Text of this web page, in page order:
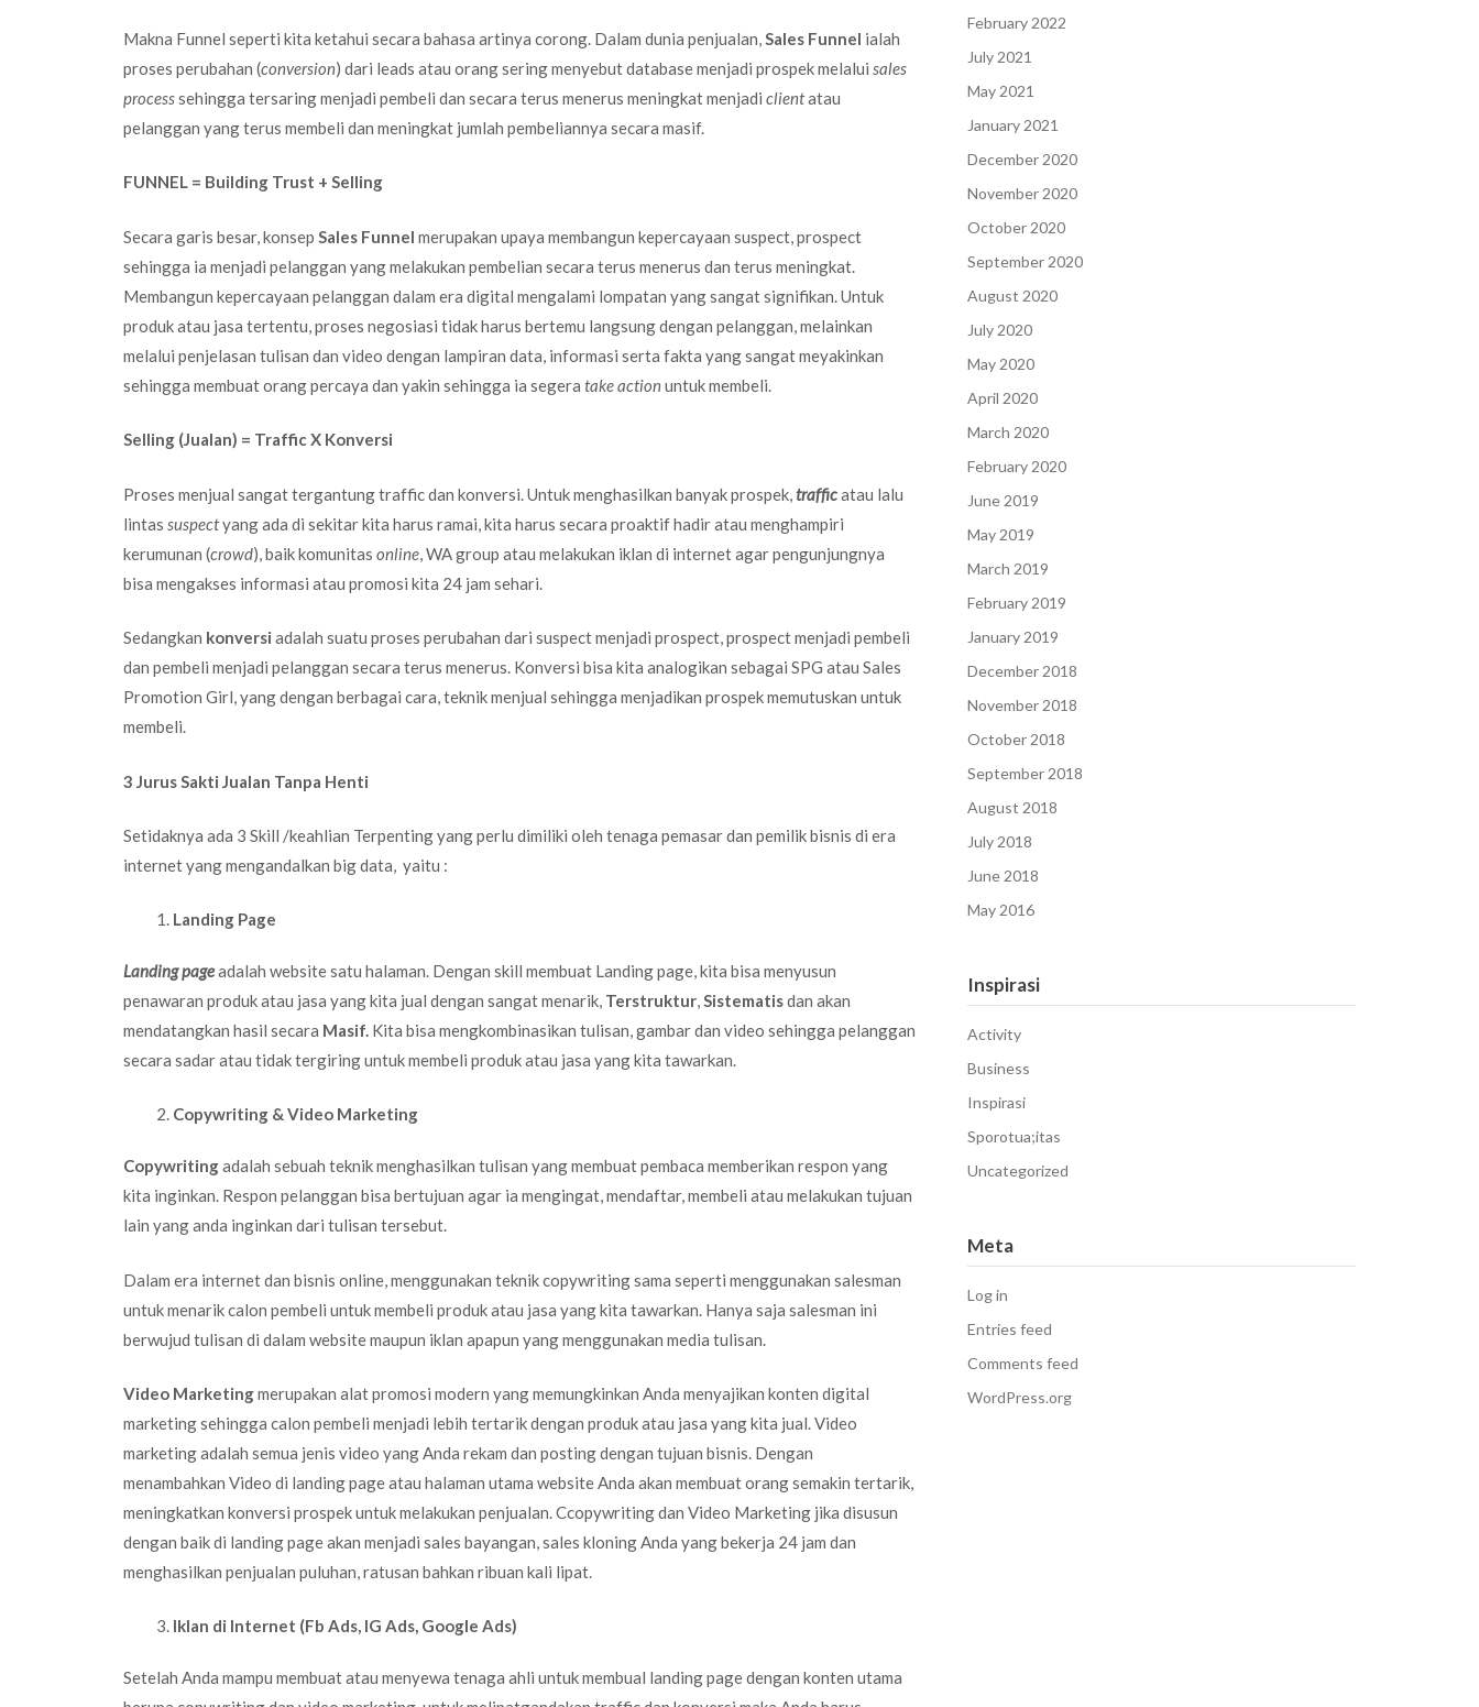
Makna Funnel seperti kita ketahui secara bahasa artinya corong. Dalam dunia penjualan, Sales Funnel ialah
proses perubahan (conversion) dari leads atau orang sering menyebut database menjadi prospek melalui sales
processsehingga tersaring menjadi pembeli dan secara terus menerus meningkat menjadi clientatau
pelanggan yang terus membeli dan meningkat jumlah pembeliannya secara masif.
FUNNEL = Building Trust + Selling
Secara garis besar, konsep Sales Funnel merupakan upaya membangun kepercayaan suspect, prospect
sehingga ia menjadi pelanggan yang melakukan pembelian secara terus menerus dan terus meningkat.
Membangun kepercayaan pelanggan dalam era digital mengalami lompatan yang sangat signifikan. Untuk
produk atau jasa tertentu, proses negosiasi tidak harus bertemu langsung dengan pelanggan, melainkan
melalui penjelasan tulisan dan video dengan lampiran data, informasi serta fakta yang sangat meyakinkan
sehingga membuat orang percaya dan yakin sehingga ia segera take actionuntuk membeli.
Selling (Jualan) = Traffic X Konversi
Proses menjual sangat tergantung traffic dan konversi. Untuk menghasilkan banyak prospek, trafficatau lalu
lintas suspectyang ada di sekitar kita harus ramai, kita harus secara proaktif hadir atau menghampiri
kerumunan (crowd), baik komunitas online , WA group atau melakukan iklan di internet agar pengunjungnya
bisa mengakses informasi atau promosi kita 24 jam sehari.
Sedangkan konversi adalah suatu proses perubahan dari suspect menjadi prospect, prospect menjadi pembeli
dan pembeli menjadi pelanggan secara terus menerus. Konversi bisa kita analogikan sebagai SPG atau Sales
Promotion Girl, yang dengan berbagai cara, teknik menjual sehingga menjadikan prospek memutuskan untuk
membeli.
3 Jurus Sakti Jualan Tanpa Henti
Setidaknya ada 3 Skill /keahlian Terpenting yang perlu dimiliki oleh tenaga pemasar dan pemilik bisnis di era
internet yang mengandalkan big data, yaitu :
Landing Page
Landing pageadalah website satu halaman. Dengan skill membuat Landing page, kita bisa menyusun
penawaran produk atau jasa yang kita jual dengan sangat menarik, Terstruktur,Sistematisdan akan
mendatangkan hasil secara Masif. Kita bisa mengkombinasikan tulisan, gambar dan video sehingga pelanggan
secara sadar atau tidak tergiring untuk membeli produk atau jasa yang kita tawarkan.
Copywriting & Video Marketing
Copywritingadalah sebuah teknik menghasilkan tulisan yang membuat pembaca memberikan respon yang
kita inginkan. Respon pelanggan bisa bertujuan agar ia mengingat, mendaftar, membeli atau melakukan tujuan
lain yang anda inginkan dari tulisan tersebut.
Dalam era internet dan bisnis online, menggunakan teknik copywriting sama seperti menggunakan salesman
untuk menarik calon pembeli untuk membeli produk atau jasa yang kita tawarkan. Hanya saja salesman ini
berwujud tulisan di dalam website maupun iklan apapun yang menggunakan media tulisan.
Video Marketingmerupakan alat promosi modern yang memungkinkan Anda menyajikan konten digital
marketing sehingga calon pembeli menjadi lebih tertarik dengan produk atau jasa yang kita jual. Video
marketing adalah semua jenis video yang Anda rekam dan posting dengan tujuan bisnis. Dengan
menambahkan Video di landing page atau halaman utama website Anda akan membuat orang semakin tertarik,
meningkatkan konversi prospek untuk melakukan penjualan. Ccopywriting dan Video Marketing jika disusun
dengan baik di landing page akan menjadi sales bayangan, sales kloning Anda yang bekerja 24 jam dan
menghasilkan penjualan puluhan, ratusan bahkan ribuan kali lipat.
Iklan di Internet (Fb Ads, IG Ads, Google Ads)
Setelah Anda mampu membuat atau menyewa tenaga ahli untuk membual landing page dengan konten utama
February 2022
July 2021
May 2021
January 2021
December 2020
November 2020
October 2020
September 2020
August 2020
July 2020
May 2020
April 2020
March 2020
February 2020
June 2019
May 2019
March 2019
February 2019
January 2019
December 2018
November 2018
October 2018
September 2018
August 2018
July 2018
June 2018
May 2016
Inspirasi
Activity
Business
Inspirasi
Sporotua;itas
Uncategorized
Meta
Log in
Entries feed
Comments feed
WordPress.org